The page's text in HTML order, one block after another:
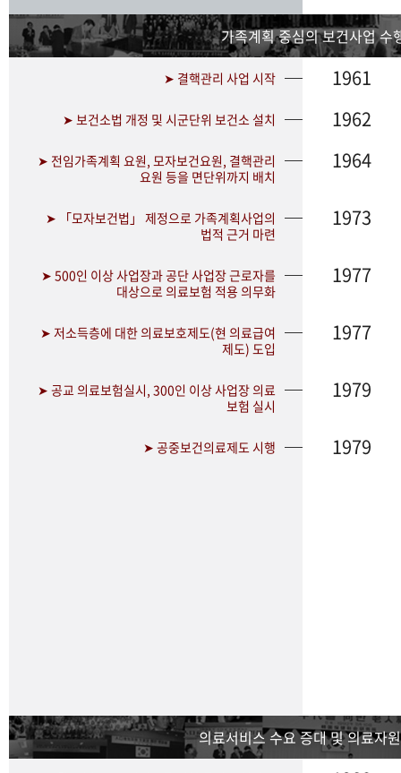
가족계획 중심의 보건사업 수
➤ 결핵관리 사업 시작 1961
➤ 보건소법 개정 및 시군단위 보건소 설치 1962
➤ 전임가족계획 요원, 모자보건요원, 결핵관리
요원 등을 면단위까지 배치
1964
➤ 「모자보건법」 제정으로 가족계획사업의
법적 근거 마련
1973
➤ 500인 이상 사업장과 공단 사업장 근로자를
대상으로 의료보험 적용 의무화
1977
➤ 저소득층에 대한 의료보호제도(현 의료급여
제도) 도입
1977
➤ 공교 의료보험실시, 300인 이상 사업장 의료
보험 실시
1979
➤ 공중보건의료제도 시행 1979
의료서비스 수요 증대 및 의료자